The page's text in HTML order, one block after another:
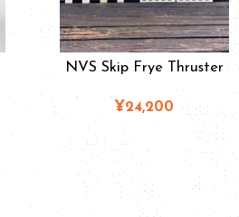
NVS Skip Frye Thruster
¥24,200